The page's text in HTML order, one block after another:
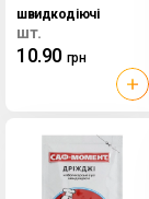
швидкодіючі
Добрик, 11 г
шт.
10.90 грн